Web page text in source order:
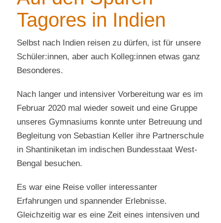
Tagores in Indien
Selbst nach Indien reisen zu dürfen, ist für unsere
Schüler:innen, aber auch Kolleg:innen etwas ganz
Besonderes.
Nach langer und intensiver Vorbereitung war es im
Februar 2020 mal wieder soweit und eine Gruppe
unseres Gymnasiums konnte unter Betreuung und
Begleitung von Sebastian Keller ihre Partnerschule
in Shantiniketan im indischen Bundesstaat West-
Bengal besuchen.
Es war eine Reise voller interessanter
Erfahrungen und spannender Erlebnisse.
Gleichzeitig war es eine Zeit eines intensiven und